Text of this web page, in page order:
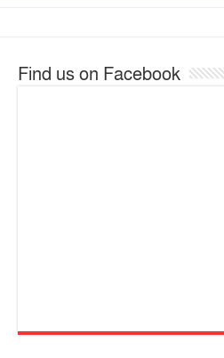
Find us on Facebook